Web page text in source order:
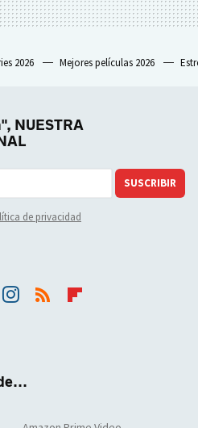
2026 Mejores películas 2026
NUESTRA
SUSCRIBIR
de privacidad